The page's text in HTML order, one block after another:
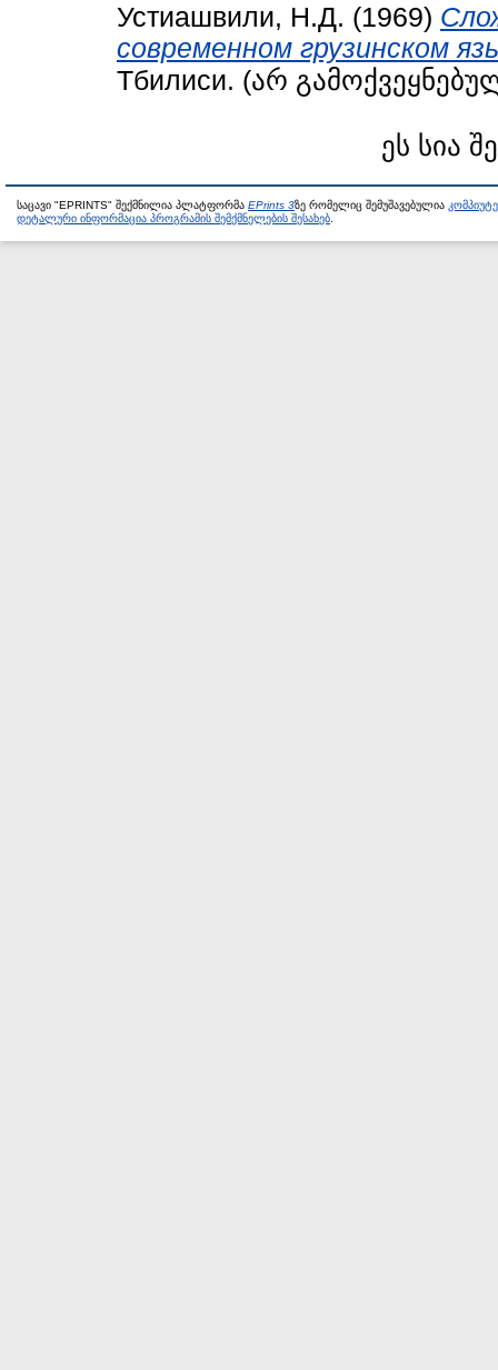
Устиашвили, Н.Д. (1969)
современном грузинском
Тбилиси. (არ
ეს სია
საცავი "EPRINTS" შექმნილია პლატფორმა EPrints 3ზე რომელიც შემუშავებულია
დეტალური ინფორმაცია პროგრამის შემქმნელების შესახებ